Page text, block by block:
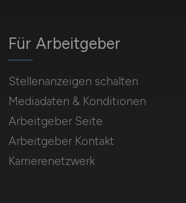
Für Arbeitgeber
Stellenanzeigen schalten
Mediadaten & Konditionen
Arbeitgeber Seite
Arbeitgeber Kontakt
Karrierenetzwerk